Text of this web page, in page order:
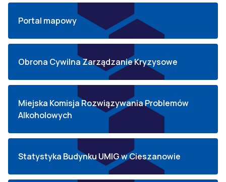
Portal mapowy
Obrona Cywilna Zarządzanie Kryzysowe
Miejska Komisja Rozwiązywania Problemów
Alkoholowych
Statystyka Budynku UMIG w Cieszanowie